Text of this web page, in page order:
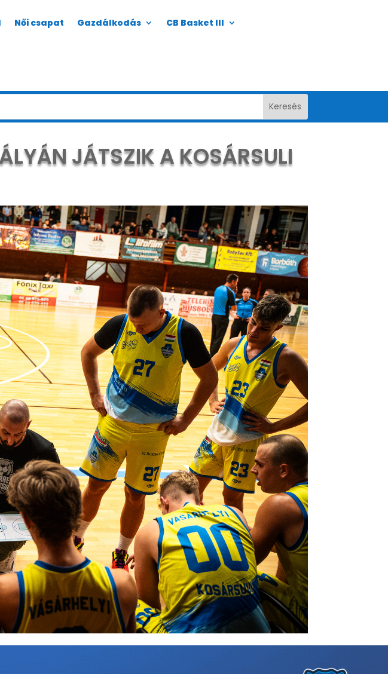
Női csapat Gazdálkodás CB Basket III
JÁTSZIK A KOSÁRSULI